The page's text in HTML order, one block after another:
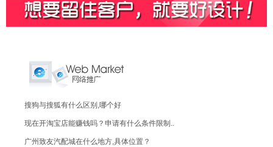
搜狗与搜狐有什么区别,哪个好
现在开淘宝店能赚钱吗？申请有什么条件限制..
广州致友汽配城在什么地方,具体位置？